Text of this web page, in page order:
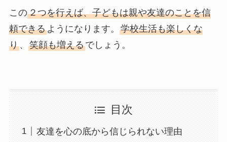
この２つを行えば、子どもは親や友達のことを信
頼できるようになります。 学校生活も楽しくな
り、 笑顔も増えるでしょう。
目次
友達を心の底から信じられない理由